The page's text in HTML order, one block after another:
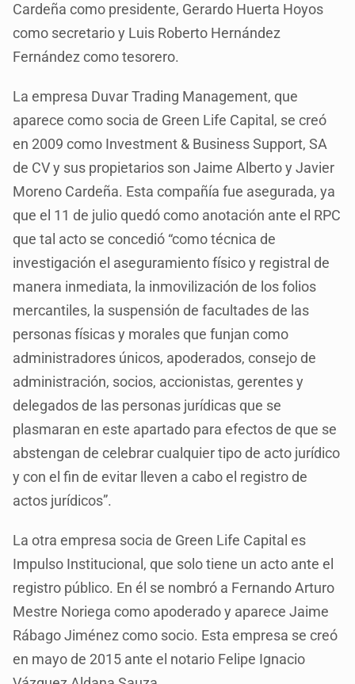
Cardeña como presidente, Gerardo Huerta Hoyos
como secretario y Luis Roberto Hernández
Fernández como tesorero.
La empresa Duvar Trading Management, que
aparece como socia de Green Life Capital, se creó
en 2009 como Investment & Business Support, SA
de CV y sus propietarios son Jaime Alberto y Javier
Moreno Cardeña. Esta compañía fue asegurada, ya
que el 11 de julio quedó como anotación ante el RPC
que tal acto se concedió “como técnica de
investigación el aseguramiento físico y registral de
manera inmediata, la inmovilización de los folios
mercantiles, la suspensión de facultades de las
personas físicas y morales que funjan como
administradores únicos, apoderados, consejo de
administración, socios, accionistas, gerentes y
delegados de las personas jurídicas que se
plasmaran en este apartado para efectos de que se
abstengan de celebrar cualquier tipo de acto jurídico
y con el fin de evitar lleven a cabo el registro de
actos jurídicos”.
La otra empresa socia de Green Life Capital es
Impulso Institucional, que solo tiene un acto ante el
registro público. En él se nombró a Fernando Arturo
Mestre Noriega como apoderado y aparece Jaime
Rábago Jiménez como socio. Esta empresa se creó
en mayo de 2015 ante el notario Felipe Ignacio